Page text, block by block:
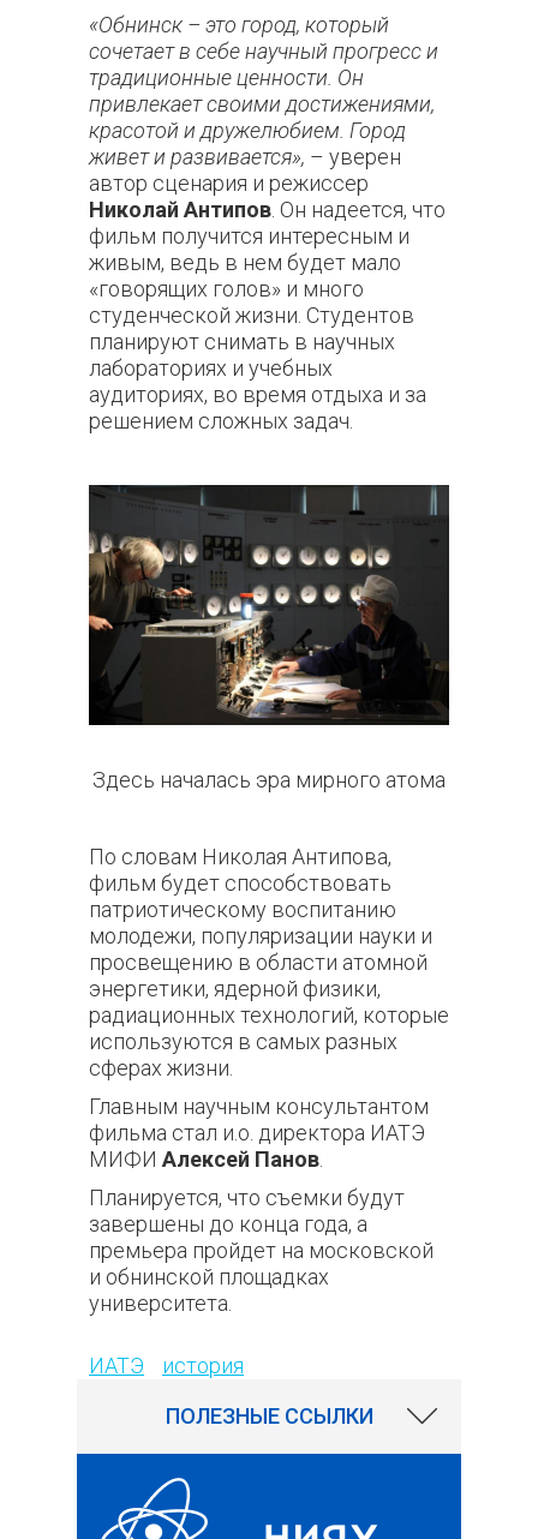
«Обнинск – это город, который
сочетает в себе научный прогресс и
традиционные ценности. Он
привлекает своими достижениями,
красотой и дружелюбием. Город
живет и развивается», – уверен
автор сценария и режиссер
Николай Антипов . Он надеется, что
фильм получится интересным и
живым, ведь в нем будет мало
«говорящих голов» и много
студенческой жизни. Студентов
планируют снимать в научных
лабораториях и учебных
аудиториях, во время отдыха и за
решением сложных задач.
Здесь началась эра мирного атома
По словам Николая Антипова,
фильм будет способствовать
патриотическому воспитанию
молодежи, популяризации науки и
просвещению в области атомной
энергетики, ядерной физики,
радиационных технологий, которые
используются в самых разных
сферах жизни.
Главным научным консультантом
фильма стал и.о. директора ИАТЭ
МИФИ Алексей Панов
Планируется, что съемки будут
завершены до конца года, а
премьера пройдет на московской
и обнинской площадках
университета.
ИАТЭ
история
ПОЛЕЗНЫЕ ССЫЛКИ